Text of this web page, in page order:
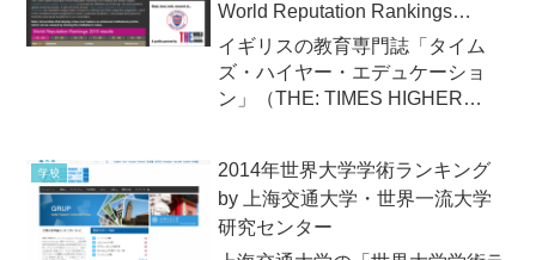
World Reputation Rankings
2015）
イギリスの教育専門誌「タイム
ズ・ハイヤー・エデュケーショ
ン」（THE: TIMES HIGHER
ランキング2015」（World
Reputation Ranking...
学校
2014年世界大学学術ランキング
by 上海交通大学・世界一流大学
研究センター